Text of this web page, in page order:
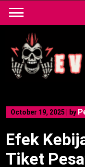
content
October 19, 2025 by
Efek
Tiket